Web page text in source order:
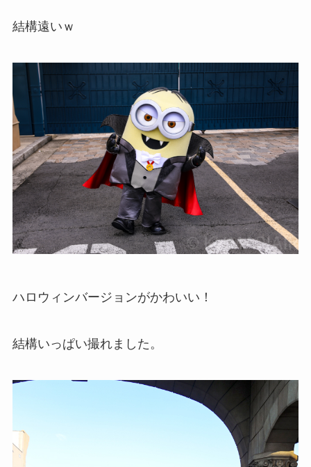
結構遠いｗ
ハロウィンバージョンがかわいい！
結構いっぱい撮れました。